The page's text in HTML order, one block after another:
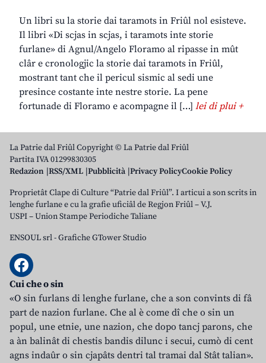
Un libri su la storie dai taramots in Friûl nol esisteve.
Il libri «Di scjas in scjas, i taramots inte storie
furlane» di Agnul/Angelo Floramo al ripasse in mût
clâr e cronologjic la storie dai taramots in Friûl,
mostrant tant che il pericul sismic al sedi une
presince costante inte nestre storie. La pene
fortunade di Floramo e acompagne il […] lei di plui +
La Patrie dal Friûl Copyright © La Patrie dal Friûl
Partita IVA 01299830305
Redazion RSS/XML Pubblicità Privacy PolicyCookie Policy
Proprietât Clape di Culture “Patrie dal Friûl”. I articui a son scrits in
lenghe furlane e cu la grafie uficiâl de Regjon Friûl – V.J.
USPI – Union Stampe Periodiche Taliane
ENSOUL srl-Grafiche GTower Studio
Cui che o sin
«O sin furlans di lenghe furlane, che a son convints di fâ
part de nazion furlane. Che al è come dî che o sin un
popul, une etnie, une nazion, che dopo tancj parons, che
a àn balinât di chestis bandis dilunc i secui, cumò di cent
agns indaûr o sin cjapâts dentri tal tramai dal Stât talian».